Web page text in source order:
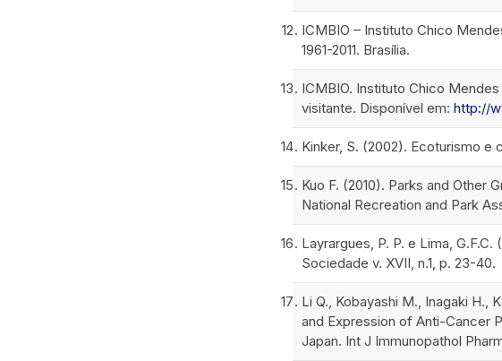
ICMBIO – Instituto Chico
1961-2011. Brasília.
ICMBIO. Instituto Chico
visitante. Disponível em: http://
Kinker, S. (2002). Ecoturismo e
Kuo F. (2010). Parks and Other
National Recreation and Park
Layrargues, P. P. e Lima,
Sociedade v. XVII, n.1, p. 23-40.
Li Q., Kobayashi M., Inagaki H.,
and Expression of Anti-Cancer
Japan. Int J Immunopathol